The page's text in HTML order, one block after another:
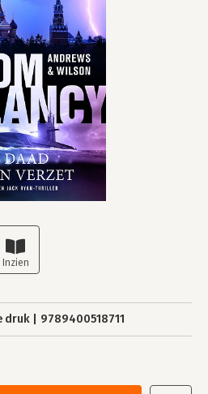
druk 9789400518711